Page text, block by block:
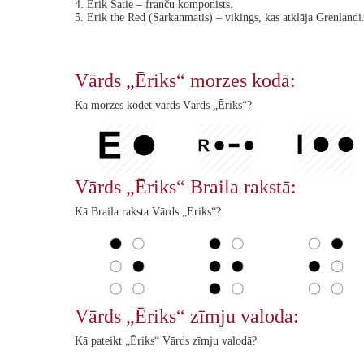
4. Erik Satie – franču komponists.
5. Erik the Red (Sarkanmatis) – vikings, kas atklāja Grenlandi.
Vārds „Ēriks“ morzes kodā:
Kā morzes kodēt vārds Vārds „Ēriks“?
Vārds „Ēriks“ Braila rakstā:
Kā Braila raksta Vārds „Ēriks“?
Vārds „Ēriks“ zīmju valoda:
Kā pateikt „Ēriks“ Vārds zīmju valodā?